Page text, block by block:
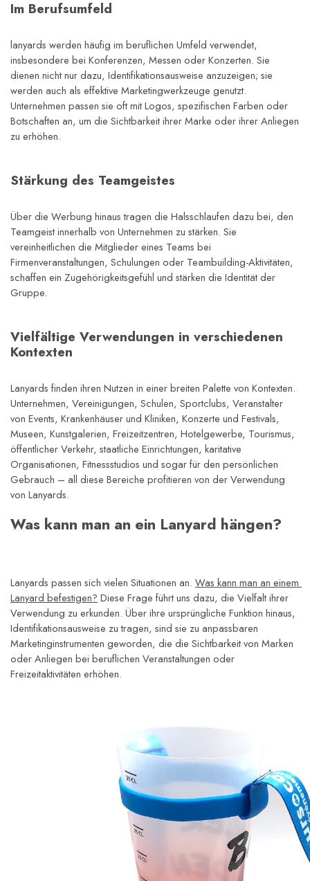
Im Berufsumfeld
lanyards werden häufig im beruflichen Umfeld verwendet,
insbesondere bei Konferenzen, Messen oder Konzerten. Sie
dienen nicht nur dazu, Identifikationsausweise anzuzeigen; sie
werden auch als effektive Marketingwerkzeuge genutzt.
Unternehmen passen sie oft mit Logos, spezifischen Farben oder
Botschaften an, um die Sichtbarkeit ihrer Marke oder ihrer Anliegen
zu erhöhen.
Stärkung des Teamgeistes
Über die Werbung hinaus tragen die Halsschlaufen dazu bei, den
Teamgeist innerhalb von Unternehmen zu stärken. Sie
vereinheitlichen die Mitglieder eines Teams bei
Firmenveranstaltungen, Schulungen oder Teambuilding-Aktivitäten,
schaffen ein Zugehörigkeitsgefühl und stärken die Identität der
Gruppe.
Vielfältige Verwendungen in verschiedenen
Kontexten
Lanyards finden ihren Nutzen in einer breiten Palette von Kontexten.
Unternehmen, Vereinigungen, Schulen, Sportclubs, Veranstalter
von Events, Krankenhäuser und Kliniken, Konzerte und Festivals,
Museen, Kunstgalerien, Freizeitzentren, Hotelgewerbe, Tourismus,
öffentlicher Verkehr, staatliche Einrichtungen, karitative
Organisationen, Fitnessstudios und sogar für den persönlichen
Gebrauch – all diese Bereiche profitieren von der Verwendung
von Lanyards.
Was kann man an ein Lanyard hängen?
Lanyards passen sich vielen Situationen an. Was kann man an einem
Lanyard befestigen? Diese Frage führt uns dazu, die Vielfalt ihrer
Verwendung zu erkunden. Über ihre ursprüngliche Funktion hinaus,
Identifikationsausweise zu tragen, sind sie zu anpassbaren
Marketinginstrumenten geworden, die die Sichtbarkeit von Marken
oder Anliegen bei beruflichen Veranstaltungen oder
Freizeitaktivitäten erhöhen.